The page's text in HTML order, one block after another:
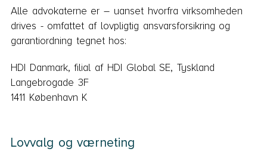
Alle advokaterne er – uanset hvorfra virksomheden
drives - omfattet af lovpligtig ansvarsforsikring og
garantiordning tegnet hos:
HDI Danmark, filial af HDI Global SE, Tyskland
Langebrogade 3F
1411 København K
Lovvalg og værneting